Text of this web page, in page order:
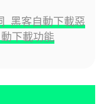
黑客自動下載惡
下載功能